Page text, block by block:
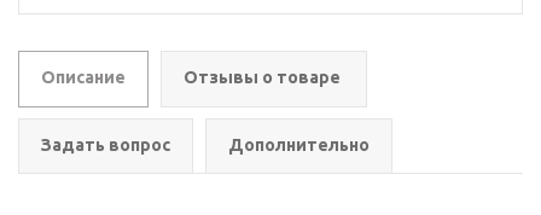
Описание Отзывы о товаре
Задать вопрос Дополнительно